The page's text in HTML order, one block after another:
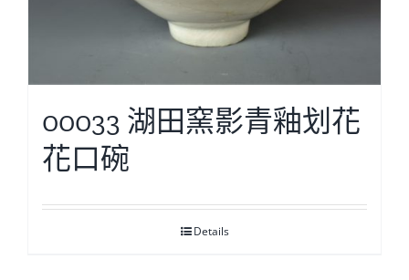
00033 湖田窯影青釉划花
花口碗
Details